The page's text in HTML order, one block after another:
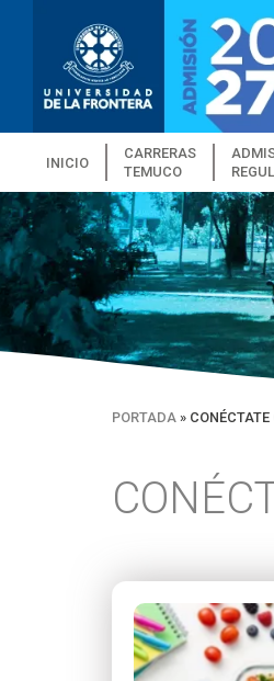
INICIO
CARRERAS
TEMUCO
PORTADA »